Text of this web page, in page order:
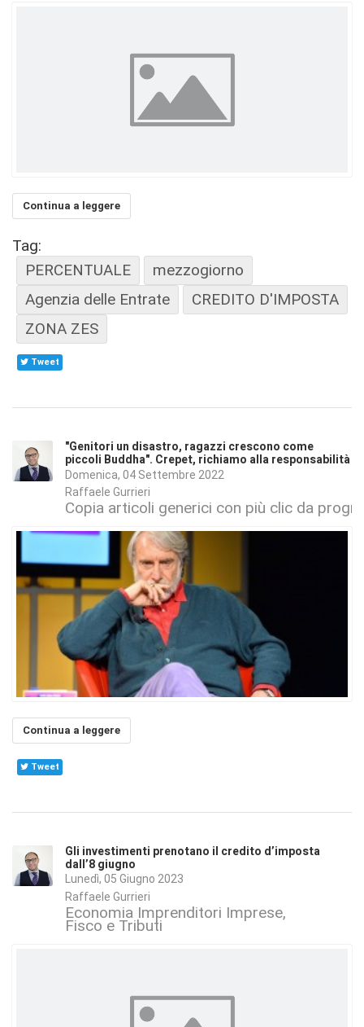
Continua a leggere
Tag:
PERCENTUALE
mezzogiorno
Agenzia delle Entrate
CREDITO D'IMPOSTA
ZONA ZES
Tweet
"Genitori un disastro, ragazzi crescono come
piccoli Buddha". Crepet, richiamo alla responsabilità
Domenica, 04 Settembre 2022
Raffaele Gurrieri
Copia articoli generici con più clic da
Continua a leggere
Tweet
Gli investimenti prenotano il credito d’imposta
dall’8 giugno
Lunedì, 05 Giugno 2023
Raffaele Gurrieri
Economia Imprenditori Imprese
Fisco e Tributi